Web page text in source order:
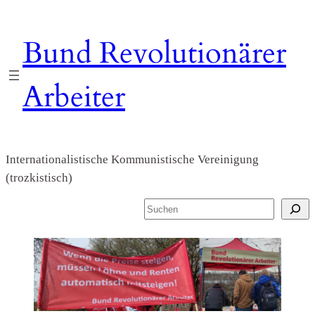
springen
Bund Revolutionärer
Arbeiter
Internationalistische Kommunistische Vereinigung
(trozkistisch)
S
c
h
e
n